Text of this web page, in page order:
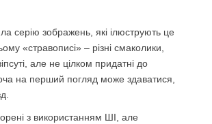
серію зображень, які ілюструють це
«стравописі» – різні смаколики,
але не цілком придатні до
на перший погляд може здаватися,
з використанням ШІ, але